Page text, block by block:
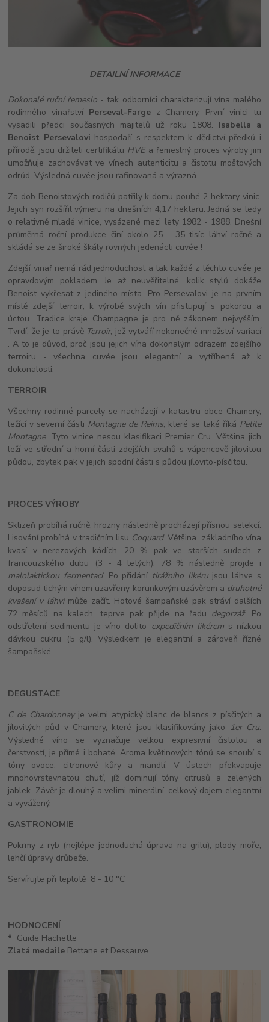
DETAILNÍ INFORMACE
Dokonalé ruční řemeslo - tak odborníci charakterizují vína malého
rodinného vinařství Perseval-Fargez Chamery. První vinici tu
vysadili předci současných majitelů už roku 1808. Isabella a
Benoist Persevalovi hospodaří s respektem k dědictví předků i
přírodě, jsou držiteli certifikátu HVEa řemeslný proces výroby jim
umožňuje zachovávat ve vínech autenticitu a čistotu moštových
odrůd. Výsledná cuvée jsou rafinovaná a výrazná.
Za dob Benoistových rodičů patřily k domu pouhé 2 hektary vinic.
Jejich syn rozšířil výmeru na dnešních 4,17 hektaru. Jedná se tedy
o relativně mladé vinice, vysázené mezi lety 1982 - 1988. Dnešní
průměrná roční produkce činí okolo 25 - 35 tisíc láhví ročně a
skládá se ze široké škály rovných jedenácti cuvée !
Zdejší vinař nemá rád jednoduchost a tak každé z těchto cuvée je
opravdovým pokladem. Je až neuvěřitelné, kolik stylů dokáže
Benoist vykřesat z jediného místa. Pro Persevalovi je na prvním
místě zdejší terroir, k výrobě svých vín přistupují s pokorou a
úctou. Tradice kraje Champagne je pro ně zákonem nejvyšším.
Tvrdí, že je to právě Terroir, jež vytváří nekonečné množství variací
. A to je důvod, proč jsou jejich vína dokonalým odrazem zdejšího
terroiru - všechna cuvée jsou elegantní a vytříbená až k
dokonalosti.
TERROIR
Všechny rodinné parcely se nacházejí v katastru obce Chamery,
ležící v severní části Montagne de Reims, které se také říká Petite
Montagne. Tyto vinice nesou klasifikaci Premier Cru. Většina jich
leží ve střední a horní části zdejších svahů s vápencově-jílovitou
půdou, zbytek pak v jejich spodní části s půdou jílovito-písčitou.
PROCES VÝROBY
Sklizeň probíhá ručně, hrozny následně procházejí přísnou selekcí.
Lisování probíhá v tradičním lisu Coquard. Většina základního vína
kvasí v nerezových kádích, 20 % pak ve starších sudech z
francouzského dubu (3 - 4 letých). 78 % následně projde i
malolaktickou fermentací. Po přidání tirážního likérujsou láhve s
doposud tichým vínem uzavřeny korunkovým uzávěrem a druhotné
kvašení v láhvimůže začít. Hotové šampaňské pak stráví dalších
72 měsíců na kalech, teprve pak přijde na řadu degorzáž. Po
odstřelení sedimentu je víno dolito expedičním likérems nízkou
dávkou cukru (5 g/l). Výsledkem je elegantní a zároveň řízné
šampaňské
DEGUSTACE
C de Chardonnayje velmi atypický blanc de blancs z písčitých a
jílovitých půd v Chamery, které jsou klasifikovány jako 1er Cru.
Výsledné víno se vyznačuje velkou expresivní čistotou a
čerstvostí, je přímé i bohaté. Aroma květinových tónů se snoubí s
tóny ovoce, citronové kůry a mandlí. V ústech překvapuje
mnohovrstevnatou chutí, jíž dominují tóny citrusů a zelených
jablek. Závěr je dlouhý a velimi minerální, celkový dojem elegantní
a vyvážený.
GASTRONOMIE
Pokrmy z ryb (nejlépe jednoduchá úprava na grilu), plody moře,
lehčí úpravy drůbeže.
Servírujte při teplotě 8 - 10 °C
HODNOCENÍ
* Guide Hachette
Zlatá medaile Bettane et Dessauve